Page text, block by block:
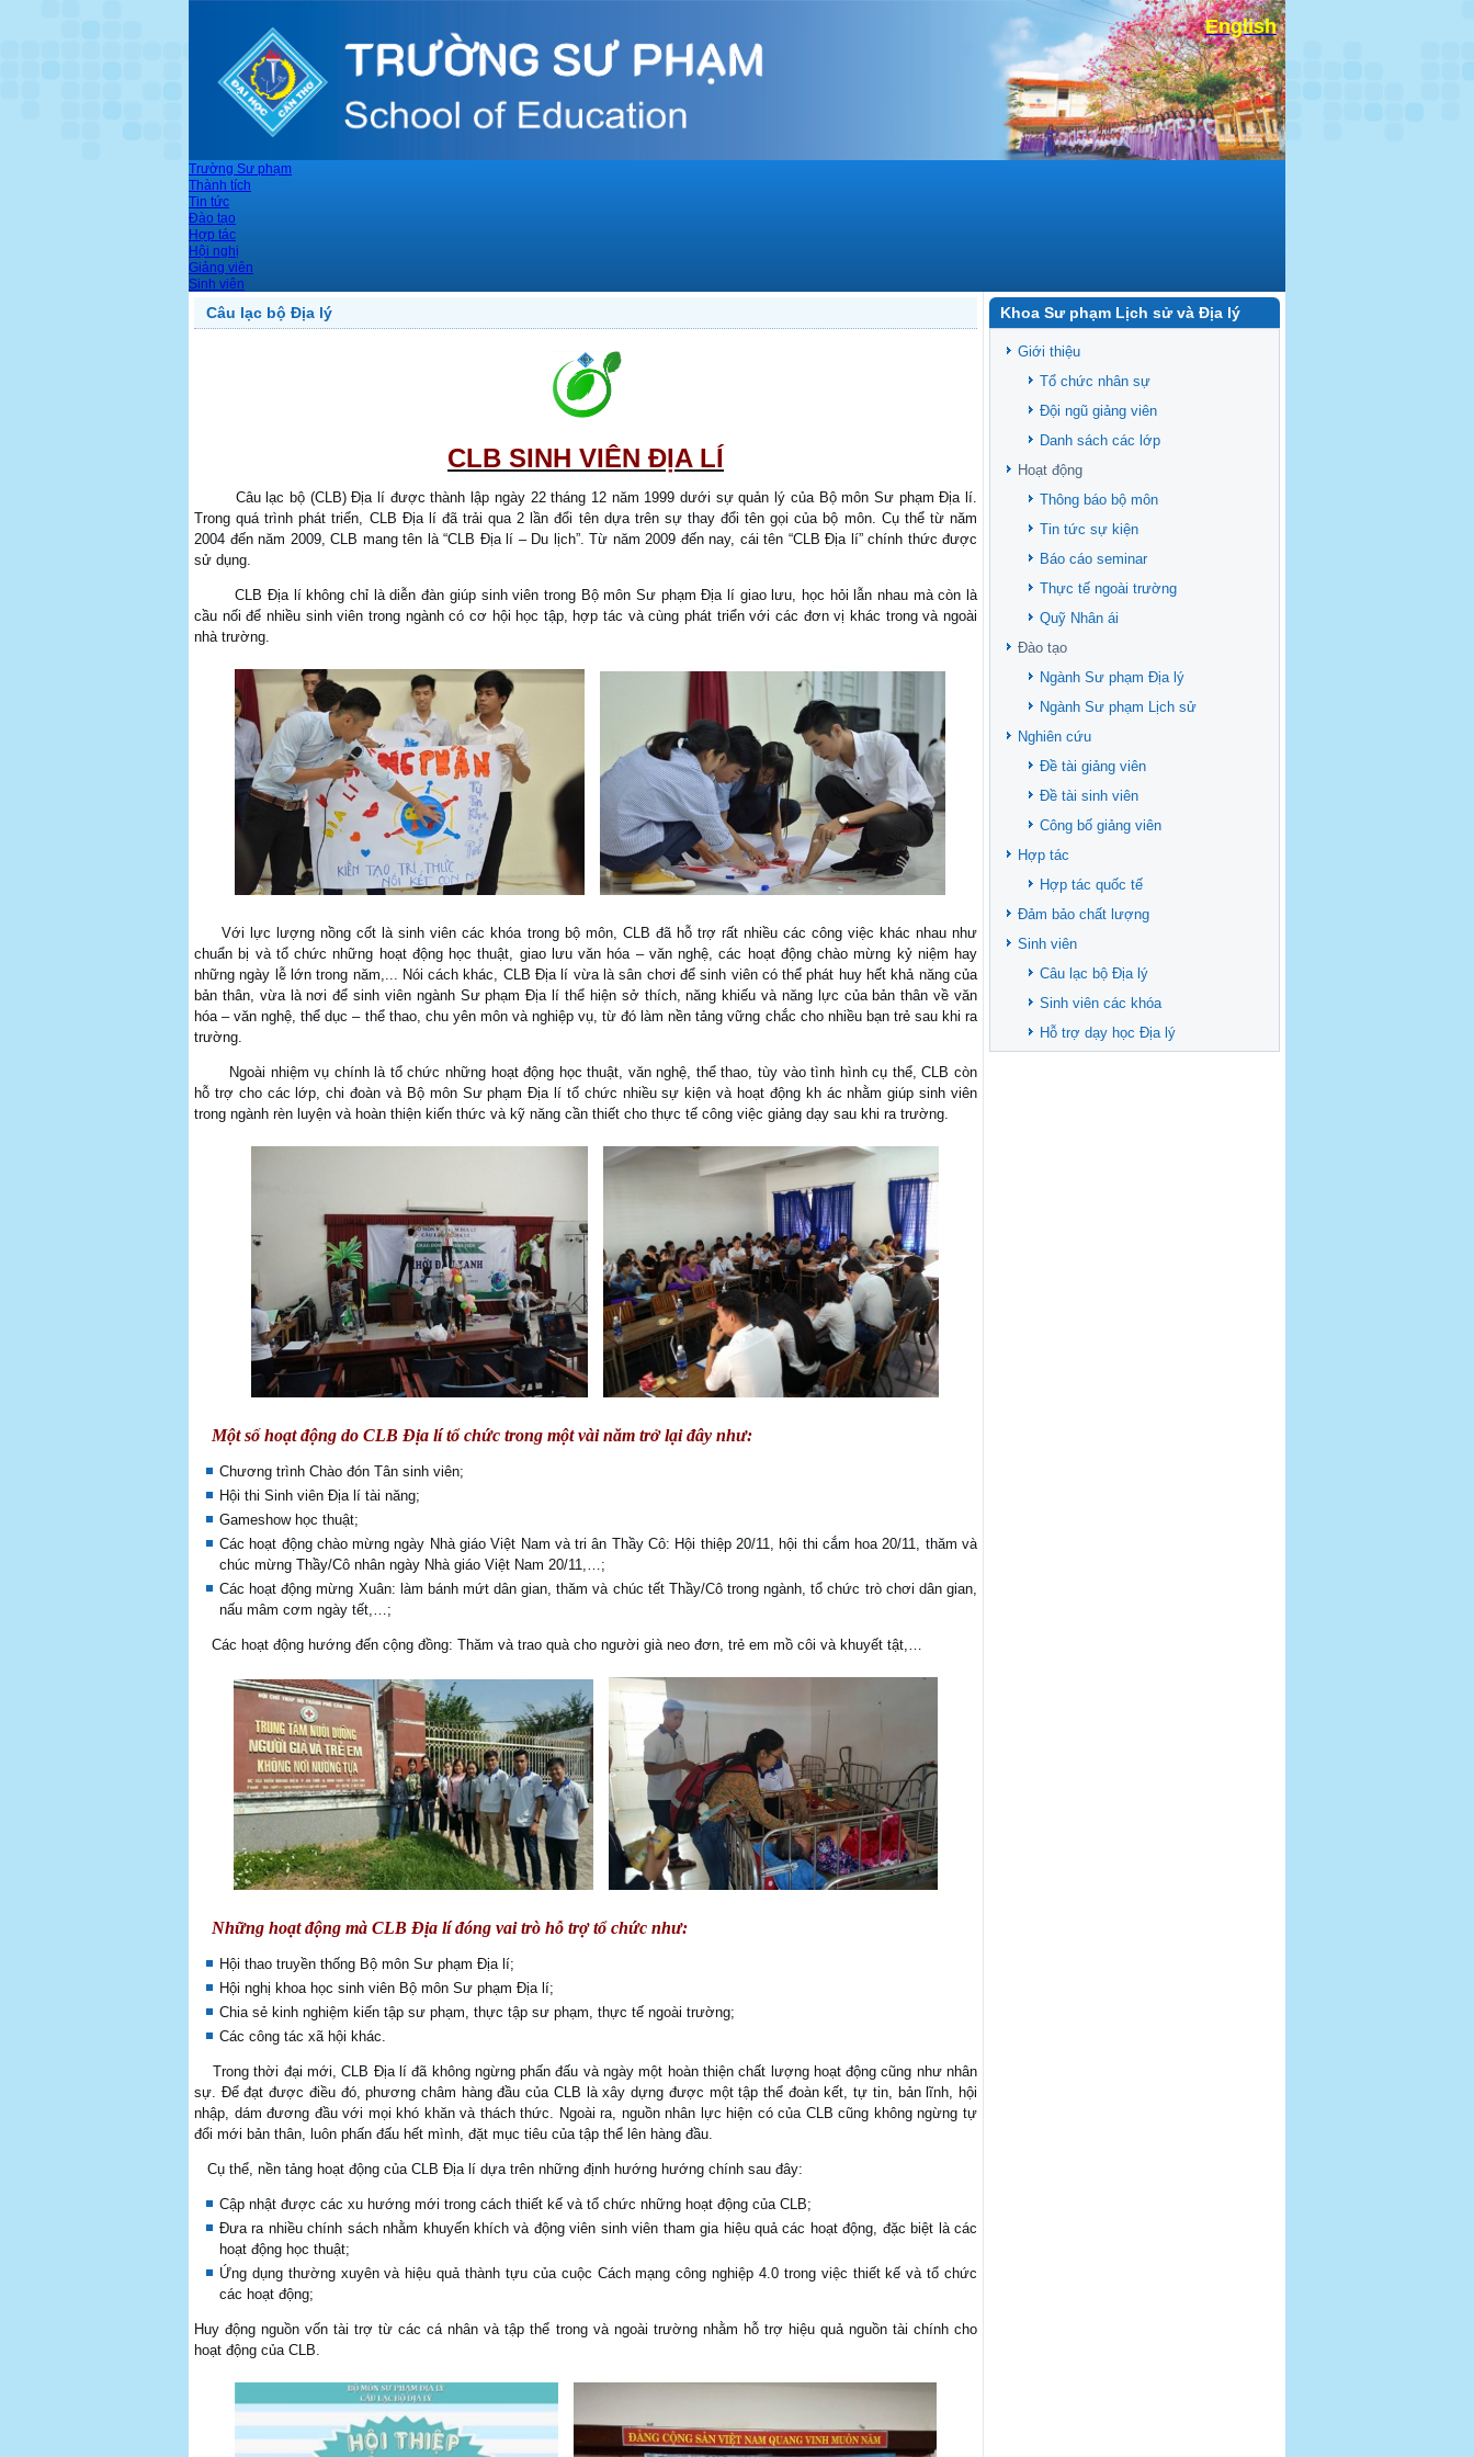
English
Trường Sư phạm
Thành tích
Tin tức
Đào tạo
Hợp tác
Hội nghị
Giảng viên
Sinh viên
Câu lạc bộ Địa lý
CLB SINH VIÊN ĐỊA LÍ
Câu lạc bộ (CLB) Địa lí được thành lập ngày 22 tháng 12 năm 1999 dưới sự quản lý của Bộ môn Sư phạm Địa lí.
Trong quá trình phát triển, CLB Địa lí đã trải qua 2 lần đổi tên dựa trên sự thay đổi tên gọi của bộ môn. Cụ thể từ năm
2004 đến năm 2009, CLB mang tên là “CLB Địa lí – Du lịch”. Từ năm 2009 đến nay, cái tên “CLB Địa lí” chính thức được
sử dụng.
CLB Địa lí không chỉ là diễn đàn giúp sinh viên trong Bộ môn Sư phạm Địa lí giao lưu, học hỏi lẫn nhau mà còn là
cầu nối để nhiều sinh viên trong ngành có cơ hội học tập, hợp tác và cùng phát triển với các đơn vị khác trong và ngoài
nhà trường.
Với lực lượng nồng cốt là sinh viên các khóa trong bộ môn, CLB đã hỗ trợ rất nhiều các công việc khác nhau như
chuẩn bị và tổ chức những hoạt động học thuật, giao lưu văn hóa – văn nghệ, các hoạt động chào mừng kỷ niệm hay
những ngày lễ lớn trong năm,... Nói cách khác, CLB Địa lí vừa là sân chơi để sinh viên có thể phát huy hết khả năng của
bản thân, vừa là nơi để sinh viên ngành Sư phạm Địa lí thể hiện sở thích, năng khiếu và năng lực của bản thân về văn
hóa – văn nghệ, thể dục – thể thao, chu yên môn và nghiệp vụ, từ đó làm nền tảng vững chắc cho nhiều bạn trẻ sau khi ra
trường.
Ngoài nhiệm vụ chính là tổ chức những hoạt động học thuật, văn nghệ, thể thao, tùy vào tình hình cụ thể, CLB còn
hỗ trợ cho các lớp, chi đoàn và Bộ môn Sư phạm Địa lí tổ chức nhiều sự kiện và hoạt động kh ác nhằm giúp sinh viên
trong ngành rèn luyện và hoàn thiện kiến thức và kỹ năng cần thiết cho thực tế công việc giảng dạy sau khi ra trường.
Một số hoạt động do CLB Địa lí tổ chức trong một vài năm trở lại đây như:
Chương trình Chào đón Tân sinh viên;
Hội thi Sinh viên Địa lí tài năng;
Gameshow học thuật;
Các hoạt động chào mừng ngày Nhà giáo Việt Nam và tri ân Thầy Cô: Hội thiệp 20/11, hội thi cắm hoa 20/11, thăm và
chúc mừng Thầy/Cô nhân ngày Nhà giáo Việt Nam 20/11,…;
Các hoạt động mừng Xuân: làm bánh mứt dân gian, thăm và chúc tết Thầy/Cô trong ngành, tổ chức trò chơi dân gian,
nấu mâm cơm ngày tết,…;
Các hoạt động hướng đến cộng đồng: Thăm và trao quà cho người già neo đơn, trẻ em mồ côi và khuyết tật,…
Những hoạt động mà CLB Địa lí đóng vai trò hỗ trợ tổ chức như:
Hội thao truyền thống Bộ môn Sư phạm Địa lí;
Hội nghị khoa học sinh viên Bộ môn Sư phạm Địa lí;
Chia sẻ kinh nghiệm kiến tập sư phạm, thực tập sư phạm, thực tế ngoài trường;
Các công tác xã hội khác.
Trong thời đại mới, CLB Địa lí đã không ngừng phấn đấu và ngày một hoàn thiện chất lượng hoạt động cũng như nhân
sự. Để đạt được điều đó, phương châm hàng đầu của CLB là xây dựng được một tập thể đoàn kết, tự tin, bản lĩnh, hội
nhập, dám đương đầu với mọi khó khăn và thách thức. Ngoài ra, nguồn nhân lực hiện có của CLB cũng không ngừng tự
đổi mới bản thân, luôn phấn đấu hết mình, đặt mục tiêu của tập thể lên hàng đầu.
Cụ thể, nền tảng hoạt động của CLB Địa lí dựa trên những định hướng hướng chính sau đây:
Cập nhật được các xu hướng mới trong cách thiết kế và tổ chức những hoạt động của CLB;
Đưa ra nhiều chính sách nhằm khuyến khích và động viên sinh viên tham gia hiệu quả các hoạt động, đặc biệt là các
hoạt động học thuật;
Ứng dụng thường xuyên và hiệu quả thành tựu của cuộc Cách mạng công nghiệp 4.0 trong việc thiết kế và tổ chức
các hoạt động;
Huy động nguồn vốn tài trợ từ các cá nhân và tập thể trong và ngoài trường nhằm hỗ trợ hiệu quả nguồn tài chính cho
hoạt động của CLB.
Khoa Sư phạm Lịch sử và Địa lý
Giới thiệu
Tổ chức nhân sự
Đội ngũ giảng viên
Danh sách các lớp
Hoạt động
Thông báo bộ môn
Tin tức sự kiện
Báo cáo seminar
Thực tế ngoài trường
Quỹ Nhân ái
Đào tạo
Ngành Sư phạm Địa lý
Ngành Sư phạm Lịch sử
Nghiên cứu
Đề tài giảng viên
Đề tài sinh viên
Công bố giảng viên
Hợp tác
Hợp tác quốc tế
Đảm bảo chất lượng
Sinh viên
Câu lạc bộ Địa lý
Sinh viên các khóa
Hỗ trợ dạy học Địa lý